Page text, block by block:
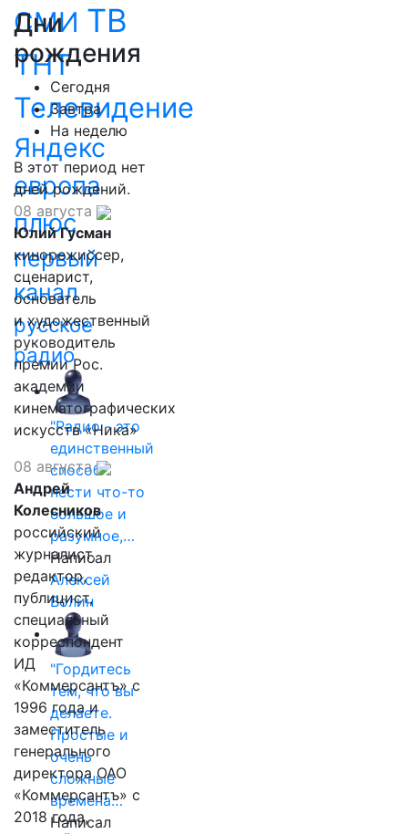
СМИ ТВ
ТНТ
Телевидение
Яндекс
европа
плюс
первый
канал
русское
радио
"Радио - это
единственный
способ
нести что-то
большое и
разумное,…
Написал
Алексей
Волин
"Гордитесь
тем, что вы
делаете.
Простые и
очень
сложные
времена…
Написал
Дни
рождения
Сегодня
Завтра
На неделю
В этот период нет
дней рождений.
08 августа
Юлий Гусман
кинорежиссер,
сценарист,
основатель
и художественный
руководитель
премии Рос.
академии
кинематографических
искусств «Ника»
08 августа
Андрей
Колесников
российский
журналист,
редактор,
публицист,
специальный
корреспондент
ИД
«Коммерсантъ» с
1996 года и
заместитель
генерального
директора ОАО
«Коммерсантъ» с
2018 года,